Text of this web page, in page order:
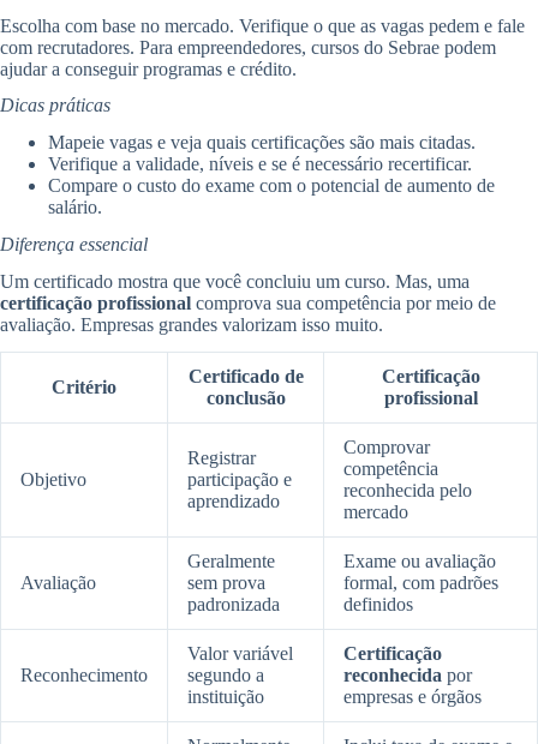
Escolha com base no mercado. Verifique o que as vagas pedem e fale
com recrutadores. Para empreendedores, cursos do Sebrae podem
ajudar a conseguir programas e crédito.
Dicas práticas
Mapeie vagas e veja quais certificações são mais citadas.
Verifique a validade, níveis e se é necessário recertificar.
Compare o custo do exame com o potencial de aumento de
salário.
Diferença essencial
Um certificado mostra que você concluiu um curso. Mas, uma
certificação profissional comprova sua competência por meio de
avaliação. Empresas grandes valorizam isso muito.
Critério
Certificado de
conclusão
Certificação
profissional
Objetivo
Registrar
participação e
aprendizado
Comprovar
competência
reconhecida pelo
mercado
Avaliação
Geralmente
sem prova
padronizada
Exame ou avaliação
formal, com padrões
definidos
Reconhecimento
Valor variável
segundo a
instituição
Certificação
reconhecida por
empresas e órgãos